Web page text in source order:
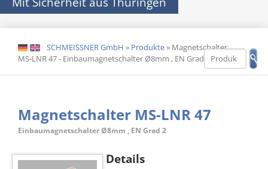
DE EN SCHMEISSNER GmbH » Produkte» Magnetschalter
MS-LNR 47 - Einbaumagnetschalter Ø8mm , EN Grad 2
Magnetschalter MS-LNR 47
Einbaumagnetschalter Ø8mm , EN Grad 2
Details